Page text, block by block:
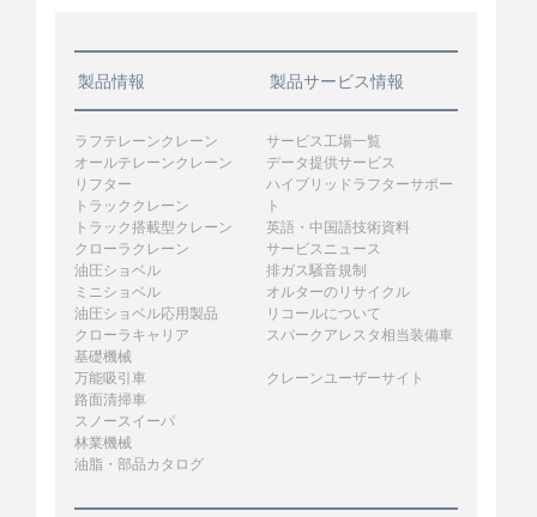
製品情報
ラフテレーンクレーン
オールテレーンクレーン
リフター
トラッククレーン
トラック搭載型クレーン
クローラクレーン
油圧ショベル
ミニショベル
油圧ショベル応用製品
クローラキャリア
基礎機械
万能吸引車
路面清掃車
スノースイーパ
林業機械
油脂・部品カタログ
製品サービス情報
サービス工場一覧
データ提供サービス
ハイブリッドラフターサポー
ト
英語・中国語技術資料
サービスニュース
排ガス騒音規制
オルターのリサイクル
リコールについて
スパークアレスタ相当装備車
クレーンユーザーサイト